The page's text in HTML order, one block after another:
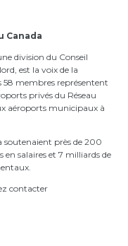
Canada
division du Conseil
est la voix de la
membres représentent
privés du Réseau
aéroports municipaux à
soutenaient près de 200
salaires et 7 milliards de
contacter